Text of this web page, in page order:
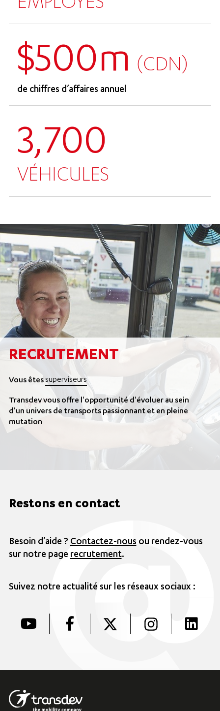
$500m (CDN)
de chiffres d’affaires annuel
3,700
VÉHICULES
RECRUTEMENT
Vous êtessuperviseurs
Transdev vous offre l'opportunité d'évoluer au sein
d'un univers de transports passionnant et en pleine
mutation
Restons en contact
Besoin d’aide ? Contactez-nous ou rendez-vous
sur notre page recrutement.
Suivez notre actualité sur les réseaux sociaux :